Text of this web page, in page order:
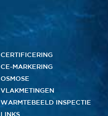
CERTIFICERING
CE-MARKERING
OSMOSE
VLAKMETINGEN
WARMTEBEELD INSPECTIE
LINKS